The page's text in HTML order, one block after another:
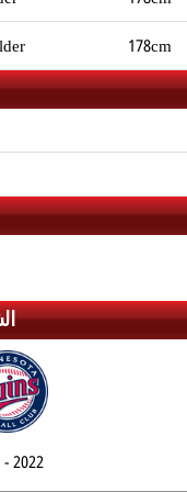
178cm
2022